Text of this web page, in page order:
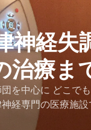
経失
治療ま
を中心に どこで
経専門の医療施